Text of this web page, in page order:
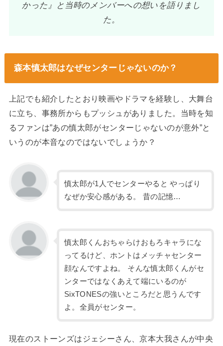
かった』と当時のメンバーへの想いを語りまし
た。
森本慎太郎はなぜセンターじゃないのか？
上記でも紹介したとおり映画やドラマを経験し、大舞台
に立ち、事務所からもプッシュがありました。当時を知
るファンは”あの慎太郎がセンターじゃないのが意外”と
いうのが本音なのではないでしょうか？
慎太郎が1人でセンターやると やっぱり
なぜか安心感がある。 昔の記憶…
慎太郎くんおちゃらけおもろキャラにな
ってるけど、ホントはメッチャセンター
顔なんですよね。 そんな慎太郎くんがセ
ンターではなくあえて端にいるのが
SixTONESの強いところだと思うんです
よ。全員がセンター。
現在のストーンズはジェシーさん、京本大我さんが中央